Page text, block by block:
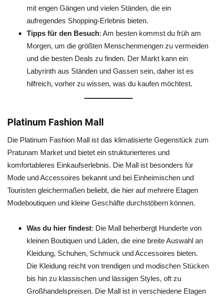
mit engen Gängen und vielen Ständen, die ein
aufregendes Shopping-Erlebnis bieten.
Tipps für den Besuch: Am besten kommst du früh am
Morgen, um die größten Menschenmengen zu vermeiden
und die besten Deals zu finden. Der Markt kann ein
Labyrinth aus Ständen und Gassen sein, daher ist es
hilfreich, vorher zu wissen, was du kaufen möchtest.
Platinum Fashion Mall
Die Platinum Fashion Mall ist das klimatisierte Gegenstück zum
Pratunam Market und bietet ein strukturierteres und
komfortableres Einkaufserlebnis. Die Mall ist besonders für
Mode und Accessoires bekannt und bei Einheimischen und
Touristen gleichermaßen beliebt, die hier auf mehrere Etagen
Modeboutiquen und kleine Geschäfte durchstöbern können.
Was du hier findest: Die Mall beherbergt Hunderte von
kleinen Boutiquen und Läden, die eine breite Auswahl an
Kleidung, Schuhen, Schmuck und Accessoires bieten.
Die Kleidung reicht von trendigen und modischen Stücken
bis hin zu klassischen und lässigen Styles, oft zu
Großhandelspreisen. Die Mall ist in verschiedene Etagen